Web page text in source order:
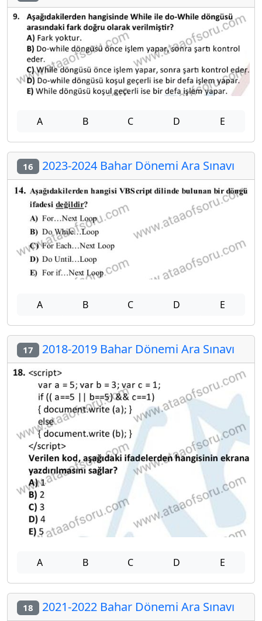
A B C D E
16 2023-2024 Bahar Dönemi Ara Sınavı
A B C D E
17 2018-2019 Bahar Dönemi Ara Sınavı
A B C D E
18 2021-2022 Bahar Dönemi Ara Sınavı